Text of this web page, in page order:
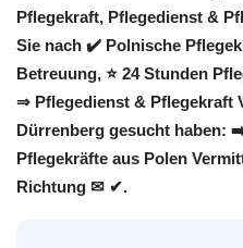
Pflegekraft, Pflegedienst &
Sie nach ✔️ Polnische
Betreuung, ⭐ 24 Stunden
⇒ Pflegedienst & Pflegekraft
Dürrenberg gesucht haben:
Pflegekräfte aus Polen
Richtung ✉ ✔.